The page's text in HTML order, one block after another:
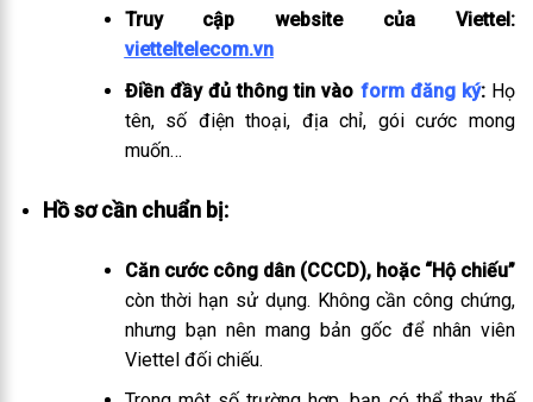
Truy cập website của Viettel:
vietteltelecom.vn
Điền đầy đủ thông tin vào form đăng ký:Họ
tên, số điện thoại, địa chỉ, gói cước mong
muốn…
Hồ sơ cần chuẩn bị:
Căn cước công dân (CCCD), hoặc “Hộ chiếu”
còn thời hạn sử dụng. Không cần công chứng,
nhưng bạn nên mang bản gốc để nhân viên
Viettel đối chiếu.